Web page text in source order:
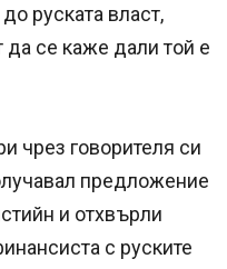
руската власт,
да се каже дали той е
чрез говорителя си
предложение
и отхвърли
с руските